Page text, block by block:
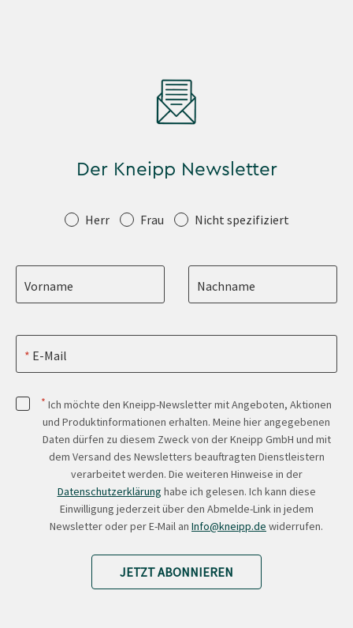
Der Kneipp Newsletter
Anrede Herr Frau Nicht spezifiziert
Vorname Nachname
E-Mail
* Ich möchte den Kneipp-Newsletter mit Angeboten, Aktionen
und Produktinformationen erhalten. Meine hier angegebenen
Daten dürfen zu diesem Zweck von der Kneipp GmbH und mit
dem Versand des Newsletters beauftragten Dienstleistern
verarbeitet werden. Die weiteren Hinweise in der
Datenschutzerklärung habe ich gelesen. Ich kann diese
Einwilligung jederzeit über den Abmelde-Link in jedem
Newsletter oder per E-Mail an Info@kneipp.de widerrufen.
JETZT ABONNIEREN